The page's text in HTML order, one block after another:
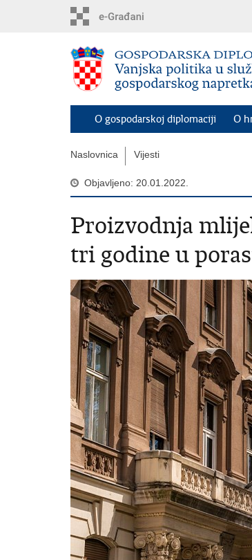
O gospodarskoj diplomaciji O
Naslovnica Vijesti
Objavljeno: 20.01.2022.
Proizvodnja
tri godine u